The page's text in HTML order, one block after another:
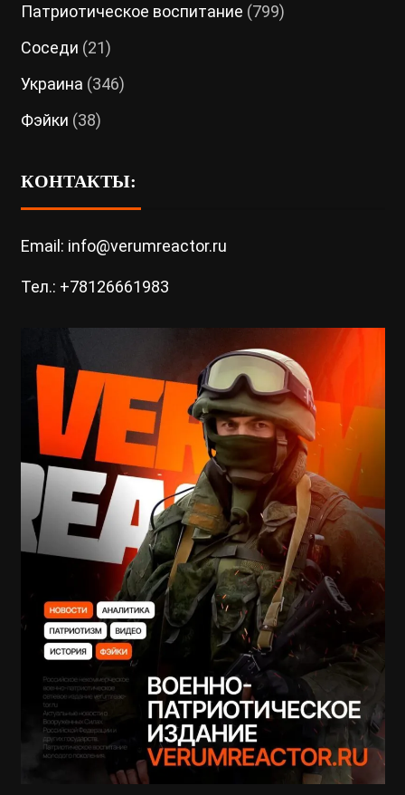
Патриотическое воспитание (799)
Соседи (21)
Украина (346)
Фэйки (38)
КОНТАКТЫ:
Email: info@verumreactor.ru
Тел.: +78126661983